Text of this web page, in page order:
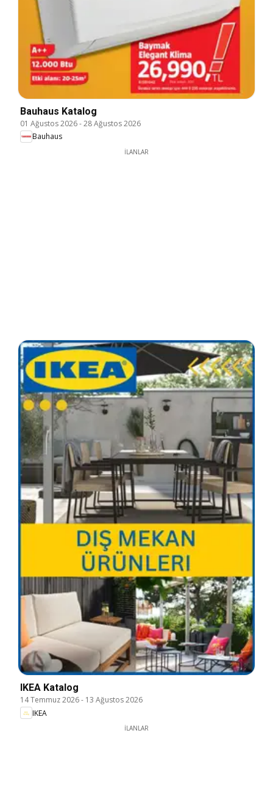
Bauhaus Katalog
01 Ağustos 2026-28 Ağustos 2026
Bauhaus
İLANLAR
IKEA Katalog
14 Temmuz 2026- 13 Ağustos 2026
IKEA
İLANLAR